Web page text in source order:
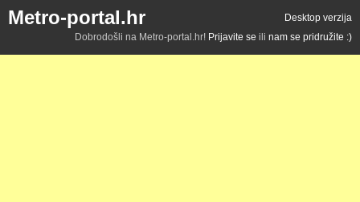
Metro-portal.hr
Desktop verzija
Dobrodošli na Metro-portal.hr! Prijavite se ili nam se pridružite :)